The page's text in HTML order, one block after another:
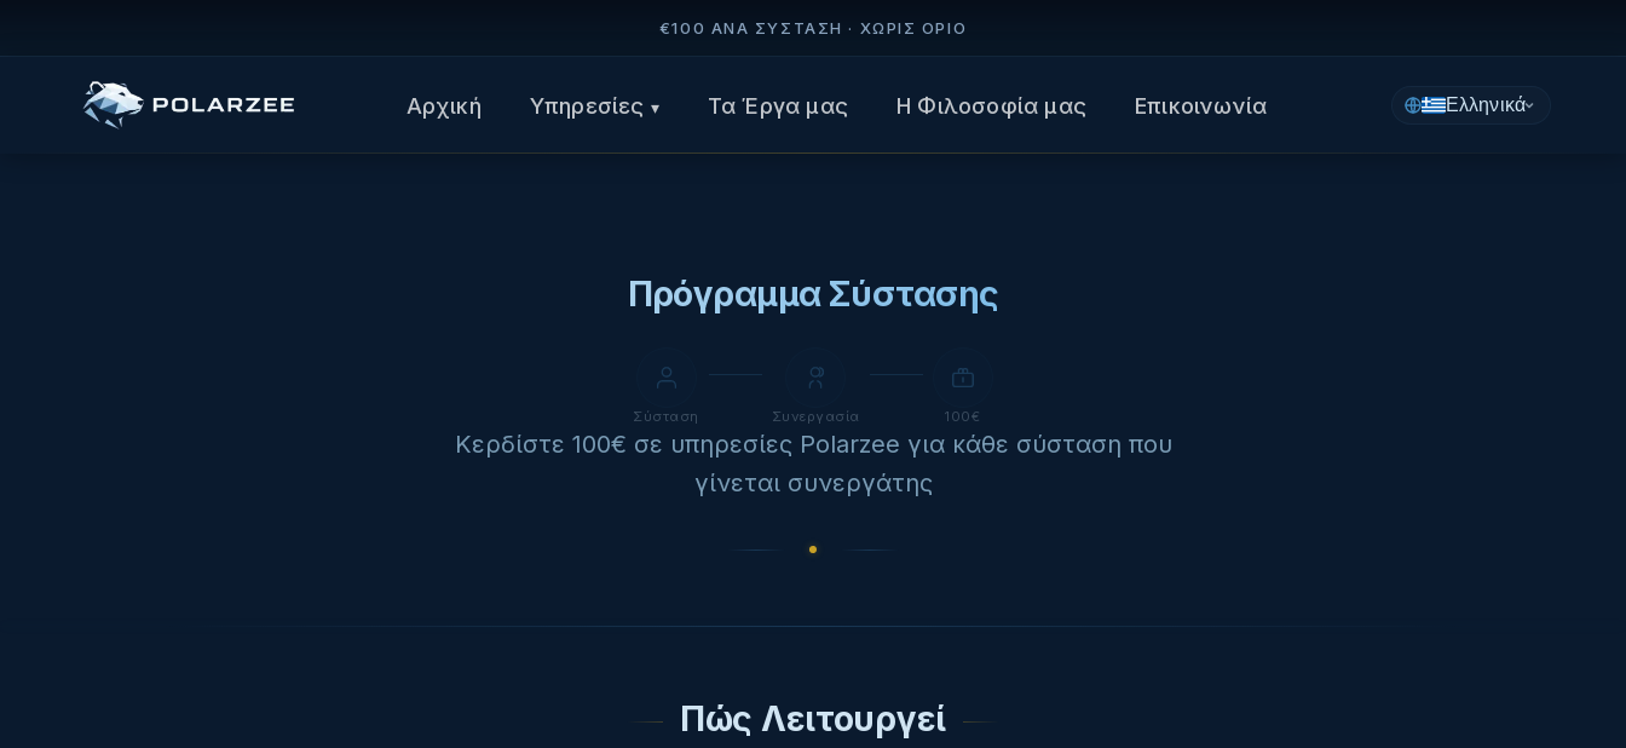
€100 ΑΝΆ ΣΎΣΤΑΣΗ · ΧΩΡΊΣ ΌΡΙΟ
Αρχική Υπηρεσίες ▾ Τα Έργα μας Η Φιλοσοφία μας Επικοινωνία Ελληνικά
Πρόγραμμα Σύστασης
Σύσταση Συνεργασία 100€
Κερδίστε 100€ σε υπηρεσίες Polarzee για κάθε σύσταση που
γίνεται συνεργάτης
Πώς Λειτουργεί